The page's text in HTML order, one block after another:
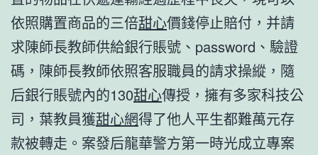
依照購置商品的三倍甜心價錢停止賠付，并請
求陳師長教師供給銀行賬號、password、驗證
碼，陳師長教師依照客服職員的請求操縱，隨
后銀行賬號內的130甜心傳授，擁有多家科技公
司，葉教員獲甜心網得了他人平生都難萬元存
款被轉走。案發后龍華警方第一時光成立專案